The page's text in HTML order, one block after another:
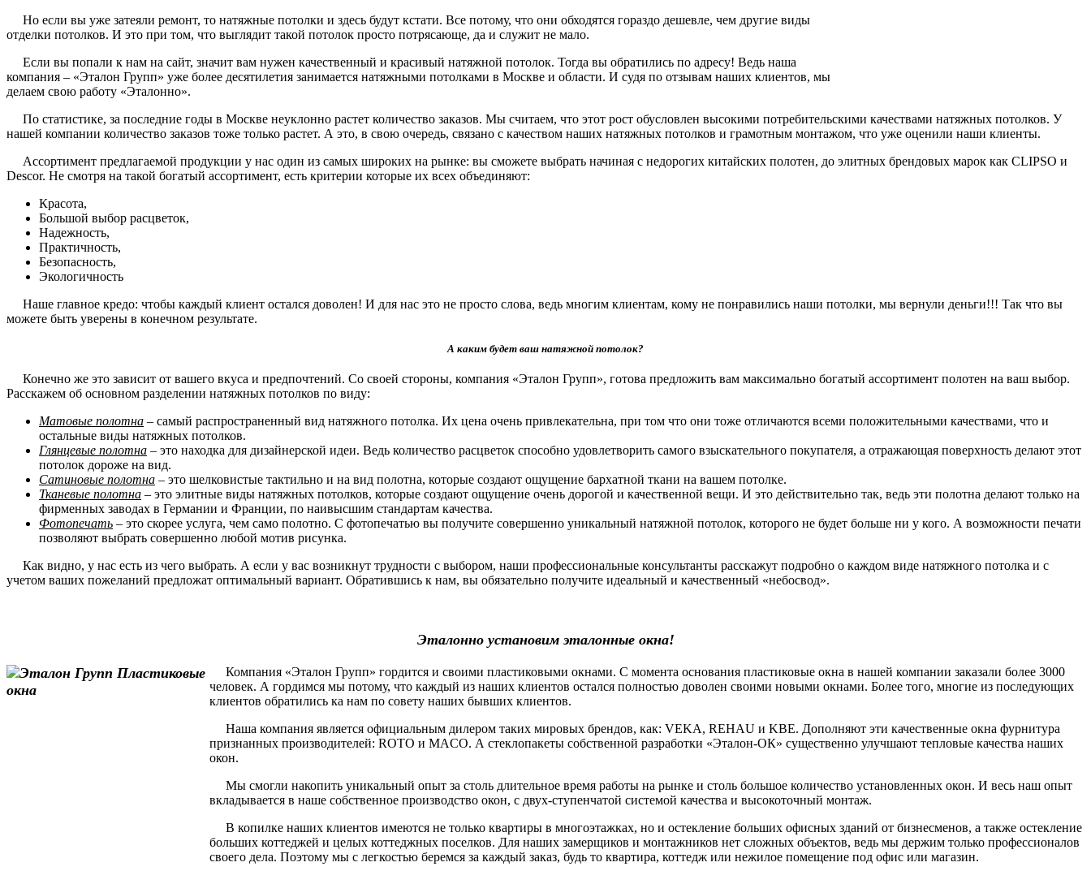
Но если вы уже затеяли ремонт, то натяжные потолки и здесь будут кстати. Все потому, что они обходятся гораздо дешевле, чем другие виды
отделки потолков. И это при том, что выглядит такой потолок просто потрясающе, да и служит не мало.
Если вы попали к нам на сайт, значит вам нужен качественный и красивый натяжной потолок. Тогда вы обратились по адресу! Ведь наша
компания – «Эталон Групп» уже более десятилетия занимается натяжными потолками в Москве и области. И судя по отзывам наших клиентов, мы
делаем свою работу «Эталонно».
По статистике, за последние годы в Москве неуклонно растет количество заказов. Мы считаем, что этот рост обусловлен высокими потребительскими качествами натяжных потолков. У
нашей компании количество заказов тоже только растет. А это, в свою очередь, связано с качеством наших натяжных потолков и грамотным монтажом, что уже оценили наши клиенты.
Ассортимент предлагаемой продукции у нас один из самых широких на рынке: вы сможете выбрать начиная с недорогих китайских полотен, до элитных брендовых марок как CLIPSO и
Descor. Не смотря на такой богатый ассортимент, есть критерии которые их всех объединяют:
Красота,
Большой выбор расцветок,
Надежность,
Практичность,
Безопасность,
Экологичность
Наше главное кредо: чтобы каждый клиент остался доволен! И для нас это не просто слова, ведь многим клиентам, кому не понравились наши потолки, мы вернули деньги!!! Так что вы
можете быть уверены в конечном результате.
А каким будет ваш натяжной потолок?
Конечно же это зависит от вашего вкуса и предпочтений. Со своей стороны, компания «Эталон Групп», готова предложить вам максимально богатый ассортимент полотен на ваш выбор.
Расскажем об основном разделении натяжных потолков по виду:
Матовые полотна – самый распространенный вид натяжного потолка. Их цена очень привлекательна, при том что они тоже отличаются всеми положительными качествами, что и
остальные виды натяжных потолков.
Глянцевые полотна – это находка для дизайнерской идеи. Ведь количество расцветок способно удовлетворить самого взыскательного покупателя, а отражающая поверхность делают этот
потолок дороже на вид.
Сатиновые полотна – это шелковистые тактильно и на вид полотна, которые создают ощущение бархатной ткани на вашем потолке.
Тканевые полотна – это элитные виды натяжных потолков, которые создают ощущение очень дорогой и качественной вещи. И это действительно так, ведь эти полотна делают только на
фирменных заводах в Германии и Франции, по наивысшим стандартам качества.
Фотопечать – это скорее услуга, чем само полотно. С фотопечатью вы получите совершенно уникальный натяжной потолок, которого не будет больше ни у кого. А возможности печати
позволяют выбрать совершенно любой мотив рисунка.
Как видно, у нас есть из чего выбрать. А если у вас возникнут трудности с выбором, наши профессиональные консультанты расскажут подробно о каждом виде натяжного потолка и с
учетом ваших пожеланий предложат оптимальный вариант. Обратившись к нам, вы обязательно получите идеальный и качественный «небосвод».
Эталонно установим эталонные окна!
Компания «Эталон Групп» гордится и своими пластиковыми окнами. С момента основания пластиковые окна в нашей компании заказали более 3000
человек. А гордимся мы потому, что каждый из наших клиентов остался полностью доволен своими новыми окнами. Более того, многие из последующих
клиентов обратились ка нам по совету наших бывших клиентов.
Наша компания является официальным дилером таких мировых брендов, как: VEKA, REHAU и KBE. Дополняют эти качественные окна фурнитура
признанных производителей: ROTO и MACO. А стеклопакеты собственной разработки «Эталон-ОК» существенно улучшают тепловые качества наших
окон.
Мы смогли накопить уникальный опыт за столь длительное время работы на рынке и столь большое количество установленных окон. И весь наш опыт
вкладывается в наше собственное производство окон, с двух-ступенчатой системой качества и высокоточный монтаж.
В копилке наших клиентов имеются не только квартиры в многоэтажках, но и остекление больших офисных зданий от бизнесменов, а также остекление
больших коттеджей и целых коттеджных поселков. Для наших замерщиков и монтажников нет сложных объектов, ведь мы держим только профессионалов
своего дела. Поэтому мы с легкостью беремся за каждый заказ, будь то квартира, коттедж или нежилое помещение под офис или магазин.